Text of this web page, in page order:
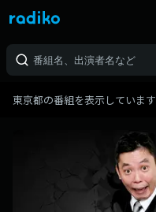
東京都の番組を表示しています